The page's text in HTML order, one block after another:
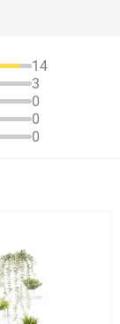
14
3
0
0
0